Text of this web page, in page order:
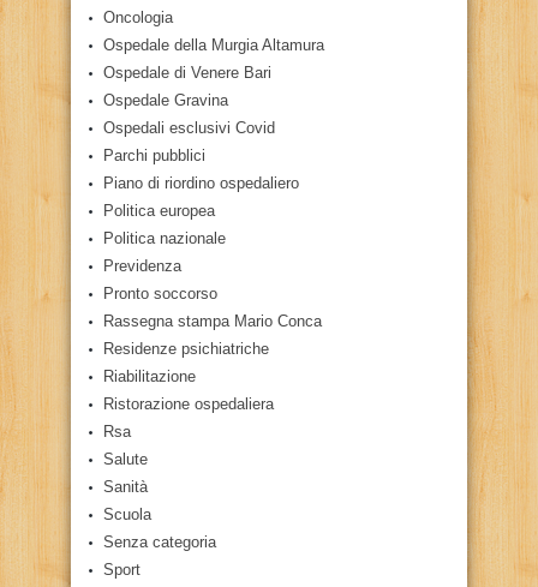
Oncologia
Ospedale della Murgia Altamura
Ospedale di Venere Bari
Ospedale Gravina
Ospedali esclusivi Covid
Parchi pubblici
Piano di riordino ospedaliero
Politica europea
Politica nazionale
Previdenza
Pronto soccorso
Rassegna stampa Mario Conca
Residenze psichiatriche
Riabilitazione
Ristorazione ospedaliera
Rsa
Salute
Sanità
Scuola
Senza categoria
Sport